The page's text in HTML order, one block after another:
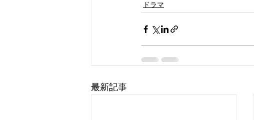
ドラマ
最新記事